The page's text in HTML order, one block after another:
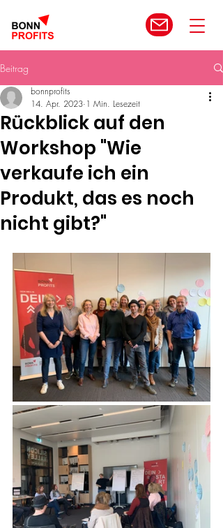
Beitrag
Rückblick auf den
Workshop "Wie
verkaufe ich ein
Produkt, das es noch
nicht gibt?"
bonnprofits
14. Apr. 2023 1 Min. Lesezeit